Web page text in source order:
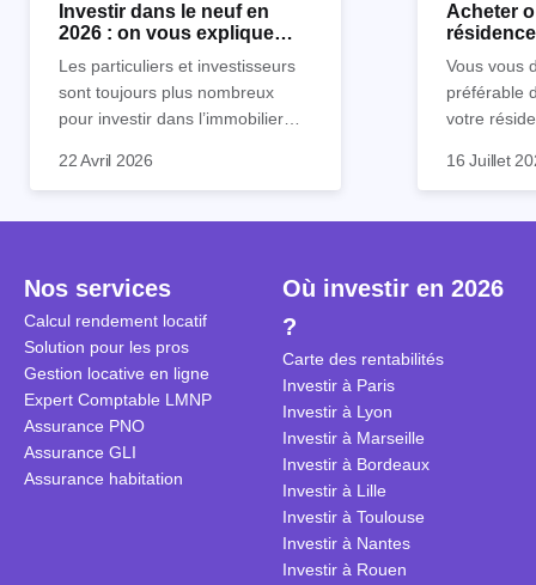
Investir dans le neuf en
2026 : on vous explique
Les particuliers et investisseurs
sont toujours plus nombreux
pour investir dans l’immobilier
nombreux avantages à choisir ce
expliquons tout dans cet article.
22 Avril 2026
Acheter
Vous vous
préférable
votre
pour
la règle
secondes
fenêtres"
sécuriser
16 Juillet
Nos services
Calcul rendement locatif
Solution pour les pros
Gestion locative en ligne
Expert Comptable LMNP
Assurance PNO
Assurance GLI
Assurance habitation
Où investir en 2026
?
Carte des rentabilités
Investir à Paris
Investir à Lyon
Investir à Marseille
Investir à Bordeaux
Investir à Lille
Investir à Toulouse
Investir à Nantes
Investir à Rouen